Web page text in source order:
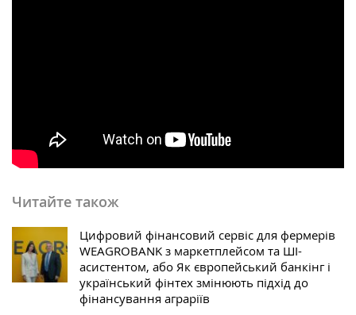
Читайте також
Цифровий фінансовий сервіс для фермерів
WEAGROBANK з маркетплейсом та ШІ-
асистентом, або Як європейський банкінг і
український фінтех змінюють підхід до
фінансування аграріїв